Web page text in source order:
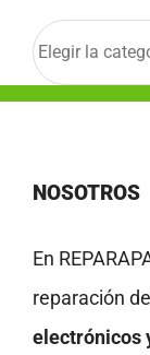
Categorías
NOSOTROS
En
reparación
electrónicos